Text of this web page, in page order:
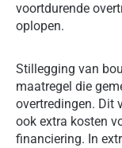
voortdurende
oplopen.
Stillegging van
maatregel die
overtredingen. Dit
ook extra kosten
financiering. In